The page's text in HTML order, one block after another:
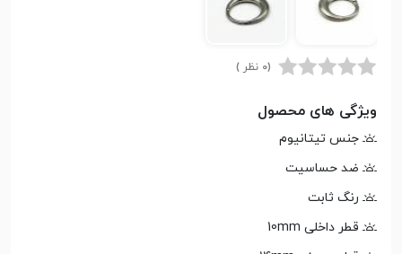
(0 نظر )
ویژگی های محصول
جنس تیتانیوم
ضد حساسیت
رنگ ثابت
قطر داخلی 10mm